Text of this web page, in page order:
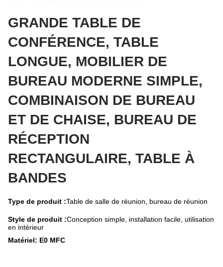
GRANDE TABLE DE
CONFÉRENCE, TABLE
LONGUE, MOBILIER DE
BUREAU MODERNE SIMPLE,
COMBINAISON DE BUREAU
ET DE CHAISE, BUREAU DE
RÉCEPTION
RECTANGULAIRE, TABLE À
BANDES
Type de produit :Table de salle de réunion, bureau de réunion
Style de produit :Conception simple, installation facile, utilisation
en intérieur
Matériel: E0 MFC